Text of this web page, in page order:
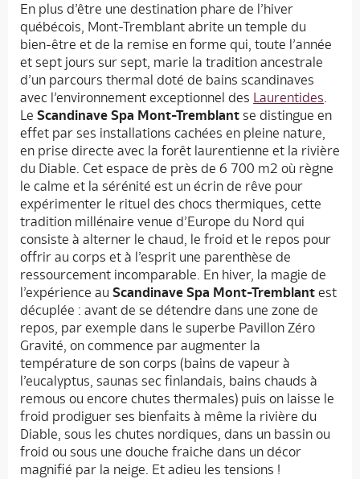
En plus d’être une destination phare de l’hiver
québécois, Mont-Tremblant abrite un temple du
bien-être et de la remise en forme qui, toute l’année
et sept jours sur sept, marie la tradition ancestrale
d’un parcours thermal doté de bains scandinaves
avec l’environnement exceptionnel des Laurentides.
Le Scandinave Spa Mont-Tremblant se distingue en
effet par ses installations cachées en pleine nature,
en prise directe avec la forêt laurentienne et la rivière
du Diable. Cet espace de près de 6 700 m2 où règne
le calme et la sérénité est un écrin de rêve pour
expérimenter le rituel des chocs thermiques, cette
tradition millénaire venue d’Europe du Nord qui
consiste à alterner le chaud, le froid et le repos pour
offrir au corps et à l’esprit une parenthèse de
ressourcement incomparable. En hiver, la magie de
l’expérience au Scandinave Spa Mont-Tremblant est
décuplée : avant de se détendre dans une zone de
repos, par exemple dans le superbe Pavillon Zéro
Gravité, on commence par augmenter la
température de son corps (bains de vapeur à
l’eucalyptus, saunas sec finlandais, bains chauds à
remous ou encore chutes thermales) puis on laisse le
froid prodiguer ses bienfaits à même la rivière du
Diable, sous les chutes nordiques, dans un bassin ou
froid ou sous une douche fraiche dans un décor
magnifié par la neige. Et adieu les tensions !